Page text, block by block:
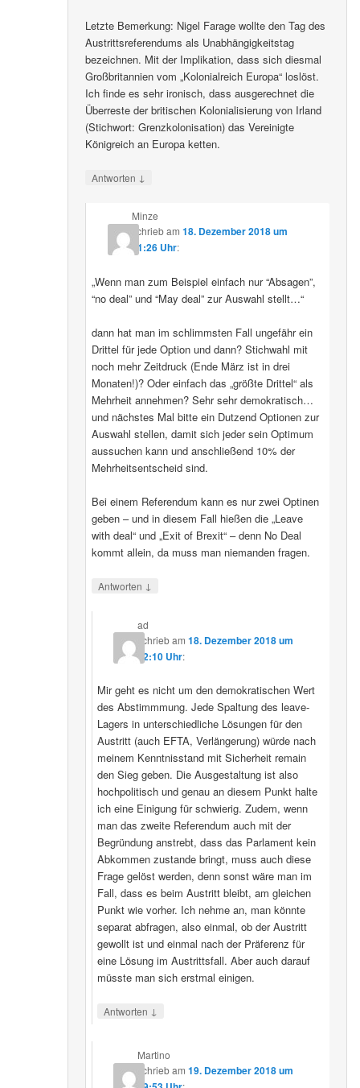
Letzte Bemerkung: Nigel Farage wollte den Tag des
Austrittsreferendums als Unabhängigkeitstag
bezeichnen. Mit der Implikation, dass sich diesmal
Großbritannien vom „Kolonialreich Europa“ loslöst.
Ich finde es sehr ironisch, dass ausgerechnet die
Überreste der britischen Kolonialisierung von Irland
(Stichwort: Grenzkolonisation) das Vereinigte
Königreich an Europa ketten.
Antworten ↓
Minze
schriebam 18. Dezember 2018 um
11:26 Uhr:
„Wenn man zum Beispiel einfach nur “Absagen”,
“no deal” und “May deal” zur Auswahl stellt…“
dann hat man im schlimmsten Fall ungefähr ein
Drittel für jede Option und dann? Stichwahl mit
noch mehr Zeitdruck (Ende März ist in drei
Monaten!)? Oder einfach das „größte Drittel“ als
Mehrheit annehmen? Sehr sehr demokratisch…
und nächstes Mal bitte ein Dutzend Optionen zur
Auswahl stellen, damit sich jeder sein Optimum
aussuchen kann und anschließend 10% der
Mehrheitsentscheid sind.
Bei einem Referendum kann es nur zwei Optinen
geben – und in diesem Fall hießen die „Leave
with deal“ und „Exit of Brexit“ – denn No Deal
kommt allein, da muss man niemanden fragen.
Antworten ↓
ad
schriebam18. Dezember 2018 um
22:10 Uhr:
Mir geht es nicht um den demokratischen Wert
des Abstimmmung. Jede Spaltung des leave-
Lagers in unterschiedliche Lösungen für den
Austritt (auch EFTA, Verlängerung) würde nach
meinem Kenntnisstand mit Sicherheit remain
den Sieg geben. Die Ausgestaltung ist also
hochpolitisch und genau an diesem Punkt halte
ich eine Einigung für schwierig. Zudem, wenn
man das zweite Referendum auch mit der
Begründung anstrebt, dass das Parlament kein
Abkommen zustande bringt, muss auch diese
Frage gelöst werden, denn sonst wäre man im
Fall, dass es beim Austritt bleibt, am gleichen
Punkt wie vorher. Ich nehme an, man könnte
separat abfragen, also einmal, ob der Austritt
gewollt ist und einmal nach der Präferenz für
eine Lösung im Austrittsfall. Aber auch darauf
müsste man sich erstmal einigen.
Antworten ↓
Martino
schriebam19. Dezember 2018 um